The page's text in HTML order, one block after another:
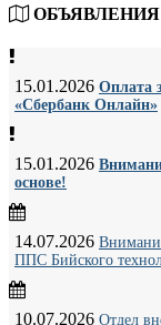
ОБЪЯВЛЕНИЯ
15.01.2026 Оплата
«Сбербанк Онлайн»
15.01.2026
основе!
14.07.2026
ППС Бийского
10.07.2026 Отдел